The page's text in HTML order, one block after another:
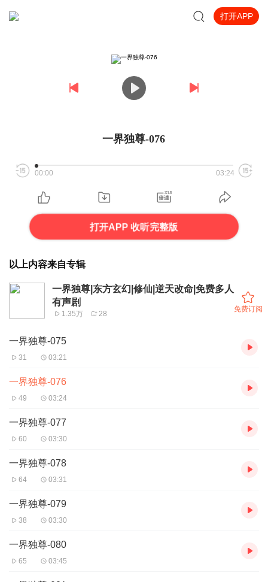
打开APP
一界独尊-076
00:00 03:24
打开APP 收听完整版
以上内容来自专辑
一界独尊|东方玄幻|修仙|逆天改命|免费多人
有声剧
1.35万 28
免费订阅
一界独尊-075
31 03:21
一界独尊-076
49 03:24
一界独尊-077
60 03:30
一界独尊-078
64 03:31
一界独尊-079
38 03:30
一界独尊-080
65 03:45